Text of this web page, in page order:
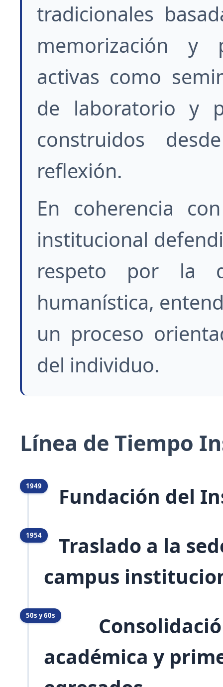
tradicionales
memorización y
activas como
de laboratorio y
construidos
reflexión.
En coherencia
institucional
respeto por la
humanística,
un proceso
del individuo.
Línea de Tiempo
1949 Fundación del
1954 Traslado a la
campus
50s y 60sConsolidación
académica y